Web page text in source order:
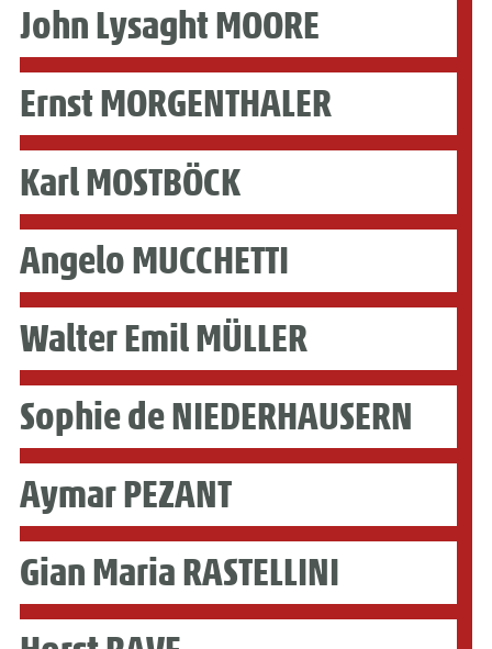
John Lysaght MOORE
Ernst MORGENTHALER
Karl MOSTBÖCK
Angelo MUCCHETTI
Walter Emil MÜLLER
Sophie de NIEDERHAUSERN
Aymar PEZANT
Gian Maria RASTELLINI